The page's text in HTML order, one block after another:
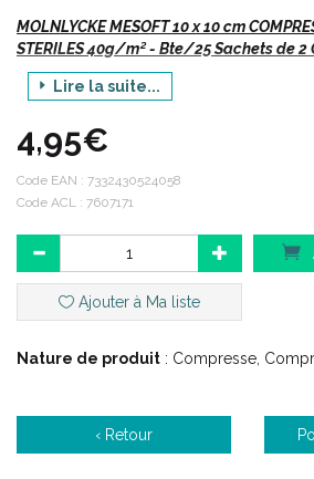
MOLNLYCKE MESOFT 10 x 10 cm
STERILES 40g/m² - Bte/25 Sachets de 2
Indications :
Mesoft est indiqué dans les cas suivants :
Nettoyage et antiseptie des plaies
Nettoyage et antiseptie de la peau
chirurgical
Peau saine et tout type de plaies
Description :
Lire la suite...
4,95€
Code EAN : 7332430524058
Code ACL : 7607171
Ajouter à Ma liste
Nature de produit : Compresse,
‹ Retour